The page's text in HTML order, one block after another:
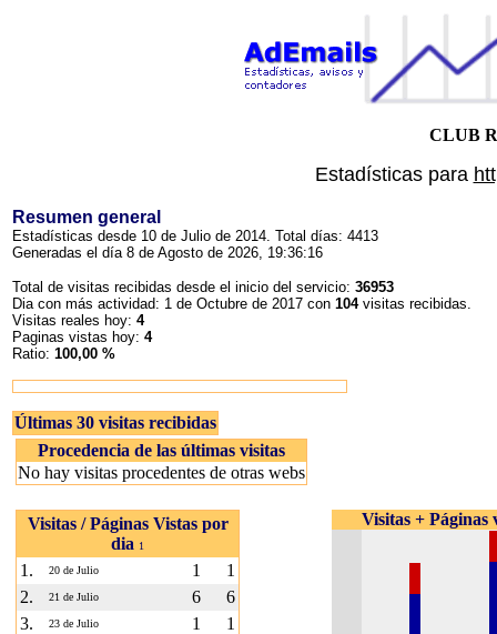
CLUB
Estadísticas para
Resumen general
Estadísticas desde 10 de Julio de 2014. Total días: 4413
Generadas el día 8 de Agosto de 2026, 19:36:16
Total de visitas recibidas desde el inicio del servicio: 36953
Dia con más actividad: 1 de Octubre de 2017 con 104visitas recibidas.
Visitas reales hoy: 4
Paginas vistas hoy: 4
Ratio: 100,00 %
Últimas 30 visitas recibidas
Procedencia de las últimas visitas
No hay visitas procedentes de otras webs
Visitas / Páginas Vistas por
dia 1
1. 20 de Julio 1
1
2.
21 de Julio 6
6
3.
23 de Julio 1
1
Visitas + Páginas